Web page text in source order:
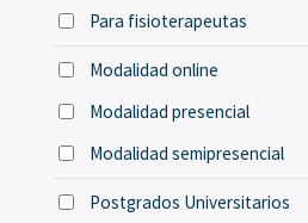
Para fisioterapeutas
Modalidad online
Modalidad presencial
Modalidad semipresencial
Postgrados Universitarios